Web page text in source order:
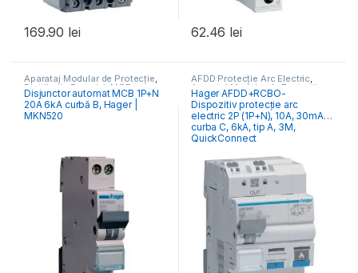
169.90 lei 62.46 lei
Aparataj Modular de Protecție,
Distribuția Energiei , MCB
Întrerupătoare Automate
Disjunctor automat MCB 1P+N
20A 6kA curbă B, Hager |
MKN520
AFDD Protecție Arc Electric,
Aparataj Modular de Protecție
Distribuția Energiei
Hager AFDD+RCBO-
Dispozitiv protecție arc
electric 2P (1P+N), 10A, 30mA,
curba C, 6kA, tip A, 3M,
QuickConnect